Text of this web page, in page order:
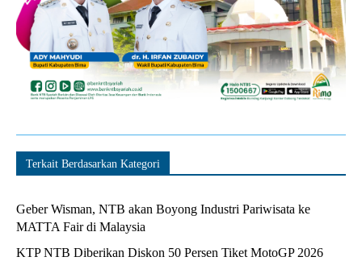
Terkait Berdasarkan Kategori
Geber Wisman, NTB akan Boyong Industri Pariwisata ke
MATTA Fair di Malaysia
KTP NTB Diberikan Diskon 50 Persen Tiket MotoGP 2026